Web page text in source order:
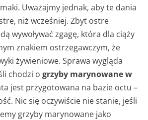
Uważajmy jednak, aby te dania
niż wcześniej. Zbyt ostre
wywoływać zgagę, która dla ciąży
znakiem ostrzegawczym, że
żywieniowe. Sprawa wygląda
chodzi ogrzyby marynowane w
jest przygotowana na bazie octu –
Nic się oczywiście nie stanie, jeśli
grzyby marynowane jako